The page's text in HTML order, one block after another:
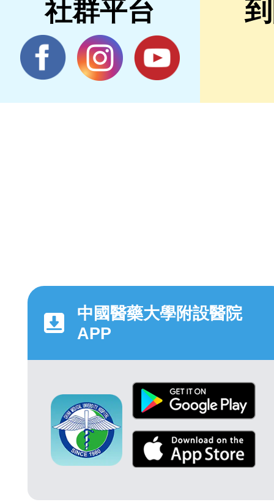
社群平台
中國醫藥大學附設醫院
APP